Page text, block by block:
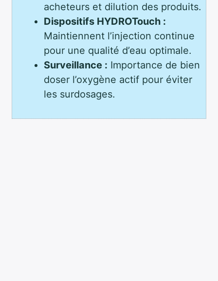
acheteurs et dilution des produits.
Dispositifs HYDROTouch :
Maintiennent l’injection continue
pour une qualité d’eau optimale.
Surveillance : Importance de bien
doser l’oxygène actif pour éviter
les surdosages.